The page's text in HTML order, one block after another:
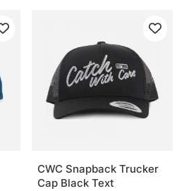
CWC Snapback Trucker
Cap Black Text